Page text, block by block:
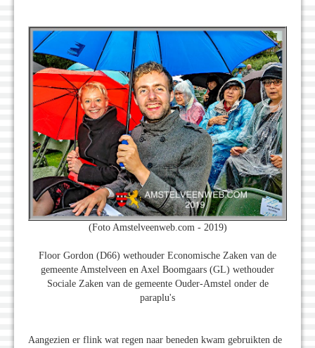
(Foto Amstelveenweb.com - 2019)
Floor Gordon (D66) wethouder Economische Zaken van de
gemeente Amstelveen en Axel Boomgaars (GL) wethouder
Sociale Zaken van de gemeente Ouder-Amstel onder de
paraplu's
Aangezien er flink wat regen naar beneden kwam gebruikten de